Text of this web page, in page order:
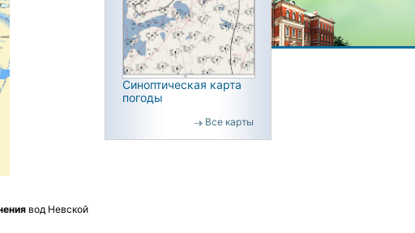
вод Невской
Синоптическая карта
погоды
Все карты